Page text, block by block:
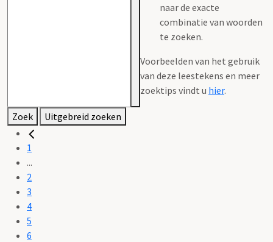
naar de exacte
combinatie van woorden
te zoeken.
Voorbeelden van het gebruik
van deze leestekens en meer
zoektips vindt u hier.
Zoek Uitgebreid zoeken
1
...
2
3
4
5
6